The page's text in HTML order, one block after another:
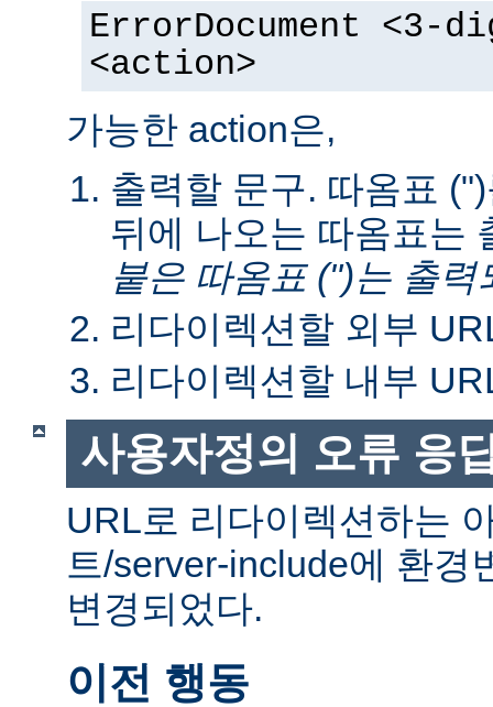
ErrorDocument <3-
<action>
가능한 action은,
출력할 문구. 따옴표
뒤에 나오는 따옴표는
붙은 따옴표 (")는 출력
리다이렉션할 외부
리다이렉션할 내부
사용자정의 오류 응
URL로 리다이렉션하는
트/server-include에 환경
변경되었다.
이전 행동